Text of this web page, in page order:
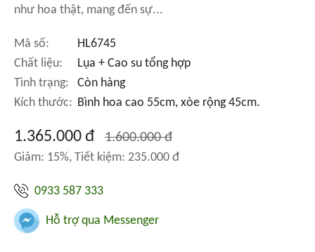
như hoa thật, mang đến sự...
Mã số:
HL6745
Chất liệu:
Lụa + Cao su tổng hợp
Tình trạng:
Còn hàng
Kích thước: Bình hoa cao 55cm, xòe rộng 45cm.
1.365.000 đ 1.600.000 đ
Giảm: 15%, Tiết kiệm: 235.000 đ
0933 587 333
Hỗ trợ qua Messenger